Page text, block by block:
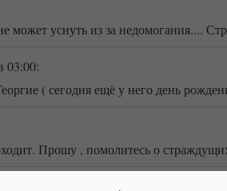
уснуть из за недомогания....
03:00:
( сегодня ещё у него день
Прошу , помолитесь о